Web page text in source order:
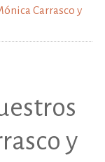
Carrasco y
y